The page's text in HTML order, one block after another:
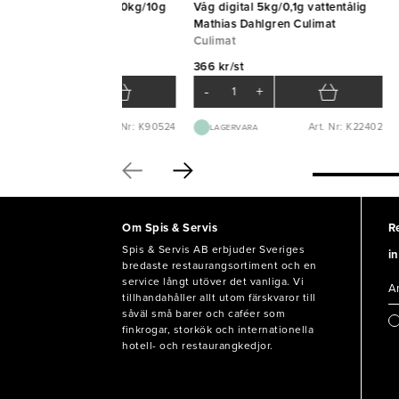
digital elektronisk 30kg/10g
Art. Nr: K90524
Våg digital 5kg/0,1g vattentålig
Mathias Dahlgren Culimat
Culimat
366 kr/st
- +
LAGERVARA Art. Nr: K22402
Om Spis & Servis
Spis & Servis AB erbjuder Sveriges
bredaste restaurangsortiment och en
service långt utöver det vanliga. Vi
tillhandahåller allt utom färskvaror till
såväl små barer och caféer som
finkrogar, storkök och internationella
hotell- och restaurangkedjor.